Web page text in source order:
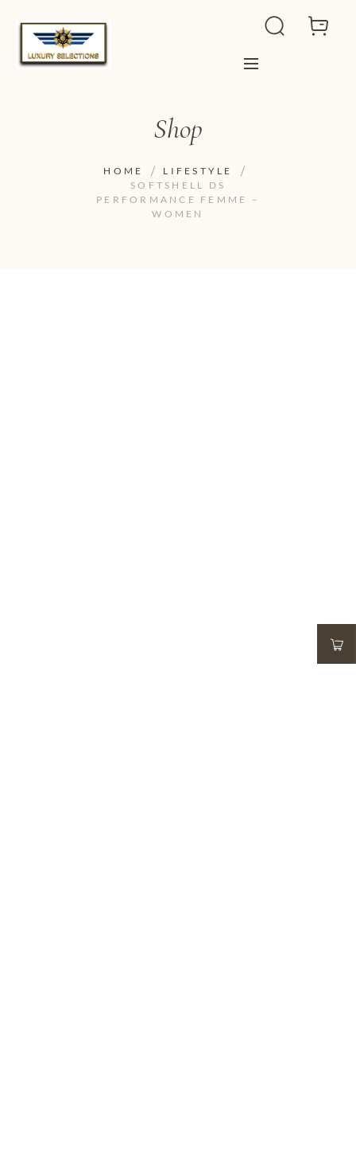
Shop
HOME
LIFESTYLE
SOFTSHELL DS
PERFORMANCE FEMME –
WOMEN